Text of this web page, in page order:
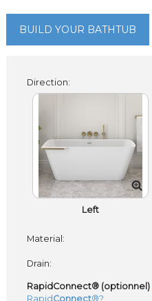
BUILD YOUR BATHTUB
Direction:
Left
Material:
Drain:
RapidConnect® (optionnel)
RapidConnect®?